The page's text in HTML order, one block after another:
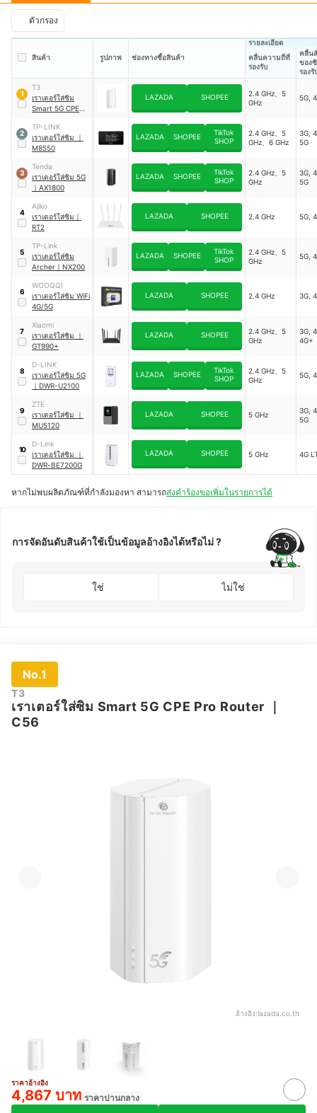
ตัวกรอง
สินค้า รูปภาพ ช่องทางซื้อสินค้า
รายละเอียด
คลื่นความถี่ที่
รองรับ
คลื่น
ของ
รองรั
1
T3
เราเตอร์ใส่ซิม
Smart 5G CPE
LAZADA SHOPEE
2.4 GHz、5
GHz
5G,
2
TP-LINK
เราเตอร์ใส่ซิม
｜
M8550
LAZADA SHOPEE
TikTok
SHOP
2.4 GHz、5
GHz、6 GHz
3G,
5G
3
Tenda
เราเตอร์ใส่ซิม 5G
｜ AX1800
LAZADA SHOPEE
TikTok
SHOP
2.4 GHz、5
GHz
3G,
5G
4
Ajiko
เราเตอร์ใส่ซิม ｜
RT2
LAZADA SHOPEE 2.4 GHz 5G,
5
TP-Link
เราเตอร์ใส่ซิม
Archer ｜ NX200
LAZADA SHOPEE
TikTok
SHOP
2.4 GHz、5
GHz
5G,
6
WOOQQI
เราเตอร์ใส่ซิม WiFi
4G/5G
LAZADA SHOPEE 2.4 GHz 3G,
7
Xiaomi
เราเตอร์ใส่ซิม
｜
GT990+
LAZADA SHOPEE
2.4 GHz、5
GHz
3G,
4G+
8
D-LINK
เราเตอร์ใส่ซิม 5G
｜ DWR-U2100
LAZADA SHOPEE
TikTok
SHOP
2.4 GHz、5
GHz
5G,
9
ZTE
เราเตอร์ใส่ซิม
｜
MU5120
LAZADA SHOPEE 5 GHz
3G,
5G
10
D-Link
เราเตอร์ใส่ซิม
｜
DWR-BE7200G
LAZADA SHOPEE 5 GHz 4G
หากไม่พบผลิตภัณฑ์ที่กำลังมองหา สามารถส่งคำร้องขอเพิ่มในรายการได้
การจัดอันดับสินค้าใช้เป็นข้อมูลอ้างอิงได้หรือไม่ ?
ใช่ ไม่ใช่
No.1
T3
เราเตอร์ใส่ซิม Smart 5G CPE Pro Router ｜
C56
อ้างอิง:lazada.co.th
ราคาอ้างอิง
4,867 บาท ราคาปานกลาง